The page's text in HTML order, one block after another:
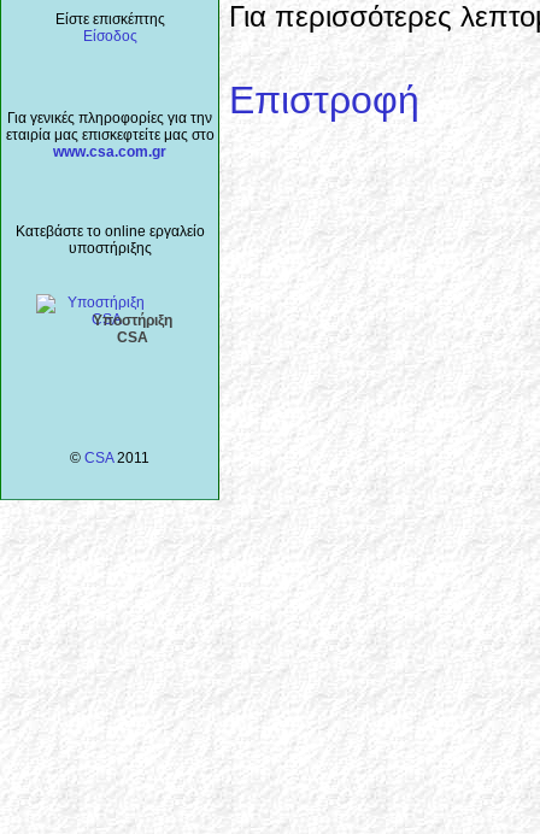
Είστε επισκέπτης
Είσοδος
Για γενικές πληροφορίες για την
εταιρία μας επισκεφτείτε μας στο
www.csa.com.gr
Κατεβάστε το online εργαλείο
υποστήριξης
Υποστήριξη
CSA
© CSA2011
Για περισσότερες
Επιστροφή